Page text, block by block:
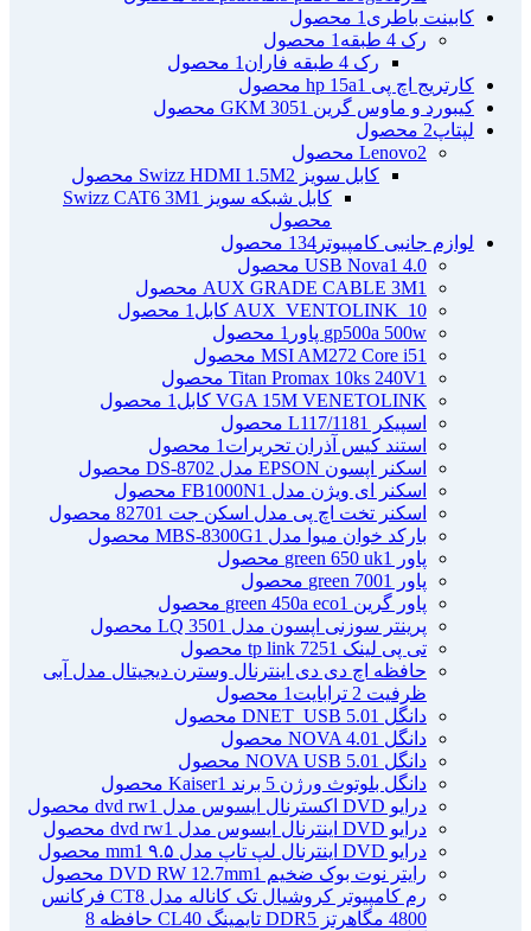
کابینت باطری 1 محصول
رک 4 طبقه
1 محصول
رک 4 طبقه فاران
1 محصول
کارتریج اچ پی hp 15a 1 محصول
کیبورد و ماوس گرین GKM 305 1 محصول
لپتاپ2 محصول
Lenovo2 محصول
کابل سویز Swizz HDMI 1.5M 2 محصول
کابل شبکه سویز Swizz CAT6 3M
1
محصول
لوازم جانبی کامپیوتر 134 محصول
4.0 USB Nova 1 محصول
AUX GRADE CABLE 3M1 محصول
AUX_VENTOLINK_10 کابل
1 محصول
gp500a 500w پاور
1 محصول
MSI AM272 Core i51 محصول
Titan Promax 10ks 240V1 محصول
VGA 15M VENETOLINK کابل
1 محصول
اسپیکر L117/118
1 محصول
استند کیس آذران تحریرات 1 محصول
اسکنر اپسون EPSON مدل DS-870
2 محصول
اسکنر ای ویژن مدل FB1000N 1 محصول
اسکنر تخت اچ پی مدل اسکن جت 8270 1 محصول
بارکد خوان میوا مدل MBS-8300G 1 محصول
پاور green 650 uk
1 محصول
پاور green 700
1 محصول
پاور گرین green 450a eco 1 محصول
پرینتر سوزنی اپسون مدل LQ 350 1 محصول
تی پی لینک tp link 725 1 محصول
حافظه اچ دی دی اینترنال وسترن دیجیتال مدل آبی
ظرفیت 2 ترابایت
1 محصول
دانگل DNET_USB 5.0 1 محصول
دانگل NOVA 4.0 1 محصول
دانگل NOVA USB 5.0 1 محصول
دانگل بلوتوث ورژن 5 برند Kaiser
1 محصول
درایو DVD اکسترنال ایسوس مدل dvd rw
1 محصول
درایو DVD اینترنال ایسوس مدل dvd rw
1 محصول
درایو DVD اینترنال لپ تاپ مدل ۹.۵ mm
1 محصول
رایتر نوت بوک ضخیم DVD RW 12.7mm 1 محصول
رم کامپیوتر کروشیال تک کاناله مدل CT8 فرکانس
4800 مگاهرتز DDR5 تایمینگ CL40 حافظه 8